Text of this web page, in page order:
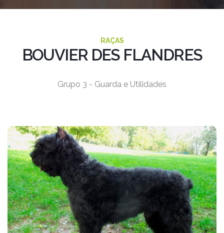
RAÇAS
BOUVIER DES FLANDRES
Grupo 3 - Guarda e Utilidades